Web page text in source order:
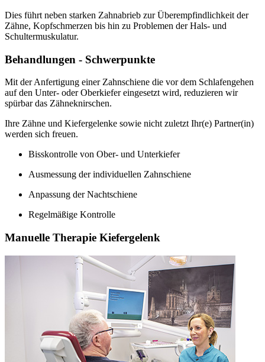
Dies führt neben starken Zahnabrieb zur Überempfindlichkeit der
Zähne, Kopfschmerzen bis hin zu Problemen der Hals- und
Schultermuskulatur.
Behandlungen - Schwerpunkte
Mit der Anfertigung einer Zahnschiene die vor dem Schlafengehen
auf den Unter- oder Oberkiefer eingesetzt wird, reduzieren wir
spürbar das Zähneknirschen.
Ihre Zähne und Kiefergelenke sowie nicht zuletzt Ihr(e) Partner(in)
werden sich freuen.
Bisskontrolle von Ober- und Unterkiefer
Ausmessung der individuellen Zahnschiene
Anpassung der Nachtschiene
Regelmäßige Kontrolle
Manuelle Therapie Kiefergelenk